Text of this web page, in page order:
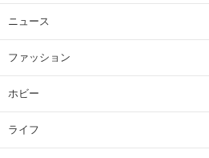
ニュース
ファッション
ホビー
ライフ